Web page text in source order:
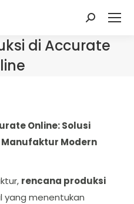
Search:
di Accurate
Online: Solusi
Manufaktur Modern
rencana produksi
yang menentukan